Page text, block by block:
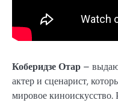
Коберидзе Отар –
актер и сценарист,
мировое